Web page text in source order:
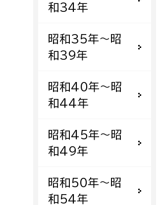
求職者
外国人
ペット
生活援護課
障がい福祉課
保険課
健康づくり課
建設部
建設政策課
国県事業推進課
道水路整備課
みどり公園課
和34年
昭和35年〜昭
和39年
昭和40年〜昭
和44年
昭和45年〜昭
和49年
昭和50年〜昭
和54年